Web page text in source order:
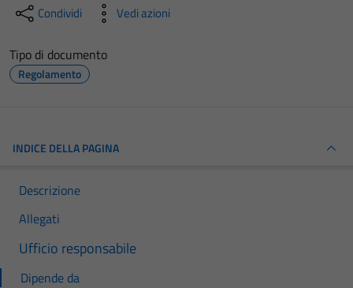
Condividi Vedi azioni
Tipo di documento
Regolamento
INDICE DELLA PAGINA
Descrizione
Allegati
Ufficio responsabile
Dipende da